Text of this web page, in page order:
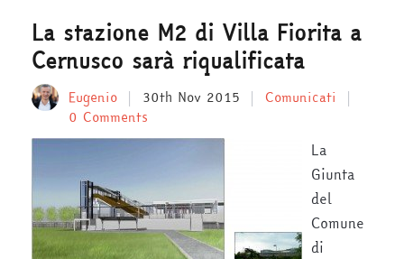
La stazione M2 di Villa Fiorita a
Cernusco sarà riqualificata
Eugenio 30th Nov 2015
Comunicati
0 Comments
La
Giunta
del
Comune
di